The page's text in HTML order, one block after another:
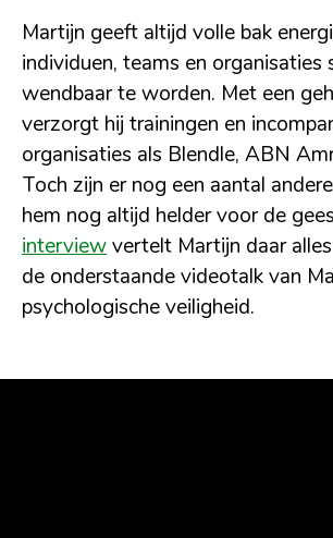
Martijn geeft altijd volle bak
individuen, teams en organisaties
wendbaar te worden. Met een
verzorgt hij trainingen en
organisaties als Blendle, ABN
Toch zijn er nog een aantal
hem nog altijd helder voor de
interviewvertelt Martijn daar
de onderstaande videotalk van
psychologische veiligheid.